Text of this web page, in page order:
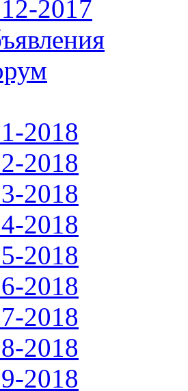
2017
2018
2018
2018
2018
2018
2018
2018
2018
2018